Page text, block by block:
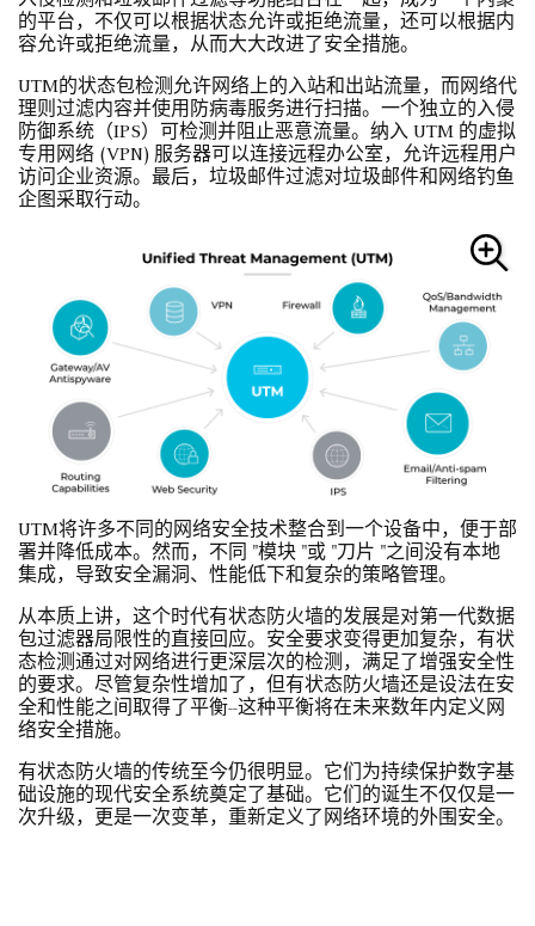
的平台，不仅可以根据状态允许或拒绝流量，还可以根据内
容允许或拒绝流量，从而大大改进了安全措施。
UTM的状态包检测允许网络上的入站和出站流量，而网络代
理则过滤内容并使用防病毒服务进行扫描。一个独立的入侵
防御系统（IPS）可检测并阻止恶意流量。纳入 UTM 的虚拟
专用网络 (VPN) 服务器可以连接远程办公室，允许远程用户
访问企业资源。最后，垃圾邮件过滤对垃圾邮件和网络钓鱼
企图采取行动。
UTM将许多不同的网络安全技术整合到一个设备中，便于部
署并降低成本。然而，不同 "模块 "或 "刀片 "之间没有本地
集成，导致安全漏洞、性能低下和复杂的策略管理。
从本质上讲，这个时代有状态防火墙的发展是对第一代数据
包过滤器局限性的直接回应。安全要求变得更加复杂，有状
态检测通过对网络进行更深层次的检测，满足了增强安全性
的要求。尽管复杂性增加了，但有状态防火墙还是设法在安
全和性能之间取得了平衡--这种平衡将在未来数年内定义网
络安全措施。
有状态防火墙的传统至今仍很明显。它们为持续保护数字基
础设施的现代安全系统奠定了基础。它们的诞生不仅仅是一
次升级，更是一次变革，重新定义了网络环境的外围安全。